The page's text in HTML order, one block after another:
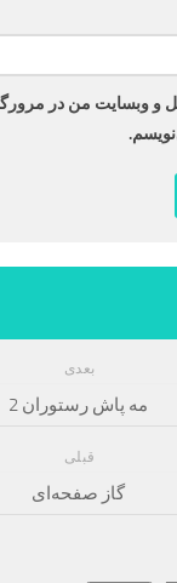
و وبسایت من در
بعدی
مه پاش رستوران 2
قبلی
گاز صفحه‌ای